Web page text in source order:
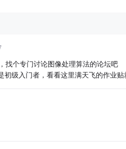
找个专门讨论图像处理算法的论坛吧
初级入门者，看看这里满天飞的作业贴